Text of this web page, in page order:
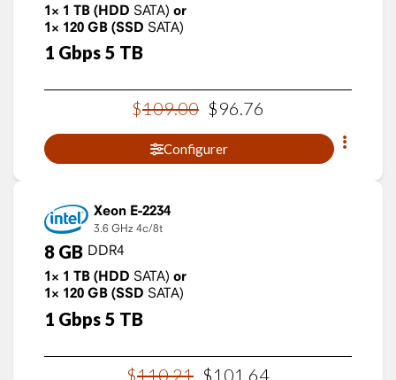
1× 1 TB (HDD SATA) or
1× 120 GB (SSD SATA)
1 Gbps 5 TB
$109.00 $96.76
Configurer
Xeon E-2234
3.6 GHz 4c/8t
8 GB DDR4
1× 1 TB (HDD SATA) or
1× 120 GB (SSD SATA)
1 Gbps 5 TB
$110.21 $101 64